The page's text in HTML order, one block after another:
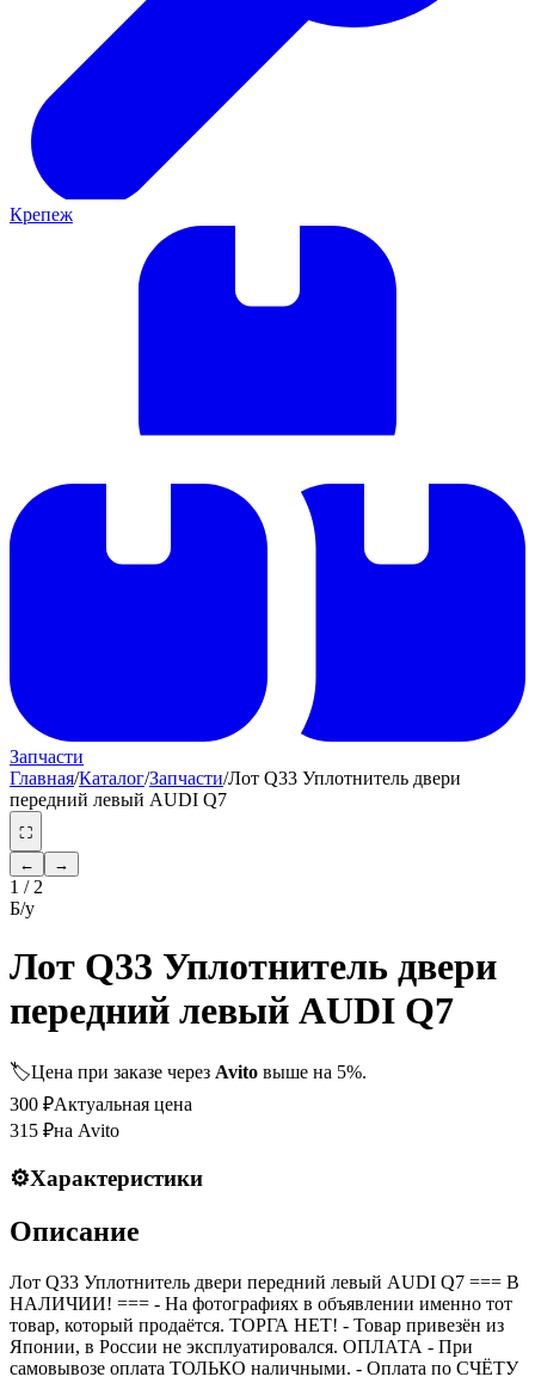
Крепеж
Запчасти
Главная/Каталог/Запчасти/Лот Q33 Уплотнитель двери
передний левый AUDI Q7
⛶
←
→
1 / 2
Б/у
Лот Q33 Уплотнитель двери
передний левый AUDI Q7
🏷️Цена при заказе через Avito выше на 5%.
300 ₽Актуальная цена
315 ₽на Avito
⚙️Характеристики
Описание
Лот Q33 Уплотнитель двери передний левый AUDI Q7 === B
НАЛИЧИИ! === - На фотографиях в объявлении именно тот
товар, который продаётся. ТОРГА НЕТ! - Товар привезён из
Японии, в России не эксплуатировался. ОПЛАТА - При
самовывозе оплата ТОЛЬКО наличными. - Оплата по СЧЁТУ